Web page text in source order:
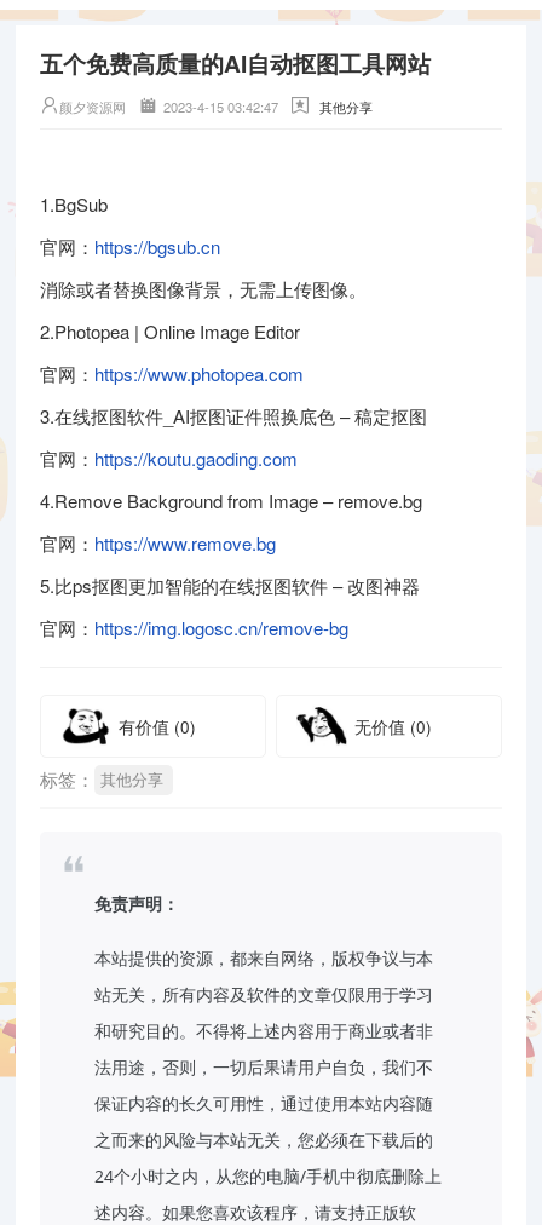
五个免费高质量的AI自动抠图工具网站
颜夕资源网 2023-4-15 03:42:47 其他分享
1.BgSub
官网： https://bgsub.cn
消除或者替换图像背景，无需上传图像。
2.Photopea | Online Image Editor
官网： https://www.photopea.com
3.在线抠图软件_AI抠图证件照换底色 – 稿定抠图
官网： https://koutu.gaoding.com
4.Remove Background from Image – remove.bg
官网： https://www.remove.bg
5.比ps抠图更加智能的在线抠图软件 – 改图神器
官网： https://img.logosc.cn/remove-bg
有价值 (0) 无价值 (0)
标签： 其他分享
免责声明：
本站提供的资源，都来自网络，版权争议与本
站无关，所有内容及软件的文章仅限用于学习
和研究目的。不得将上述内容用于商业或者非
法用途，否则，一切后果请用户自负，我们不
保证内容的长久可用性，通过使用本站内容随
之而来的风险与本站无关，您必须在下载后的
24个小时之内，从您的电脑/手机中彻底删除上
述内容。如果您喜欢该程序，请支持正版软